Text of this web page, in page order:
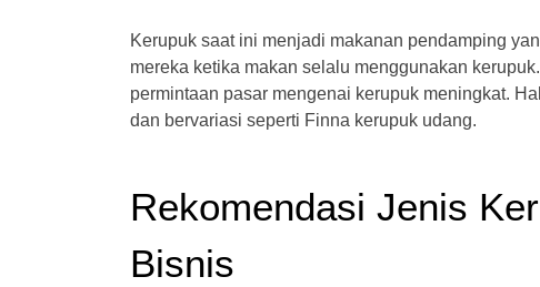
Kerupuk saat ini menjadi makanan pendamping
mereka ketika makan selalu menggunakan
permintaan pasar mengenai kerupuk meningkat.
dan bervariasi seperti Finna kerupuk udang.
Rekomendasi Jenis
Bisnis